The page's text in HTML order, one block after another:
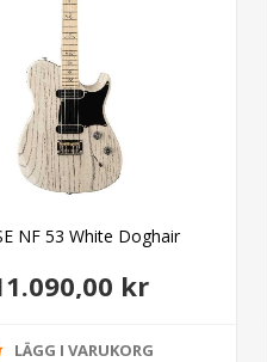
NF 53 White Doghair
kr
LÄGG I VARUKORG